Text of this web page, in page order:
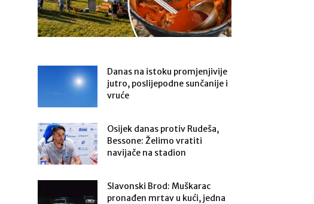
Danas na istoku promjenjivije
jutro, poslijepodne sunčanije i
vruće
Osijek danas protiv Rudeša,
Bessone: Želimo vratiti
navijače na stadion
Slavonski Brod: Muškarac
pronađen mrtav u kući, jedna